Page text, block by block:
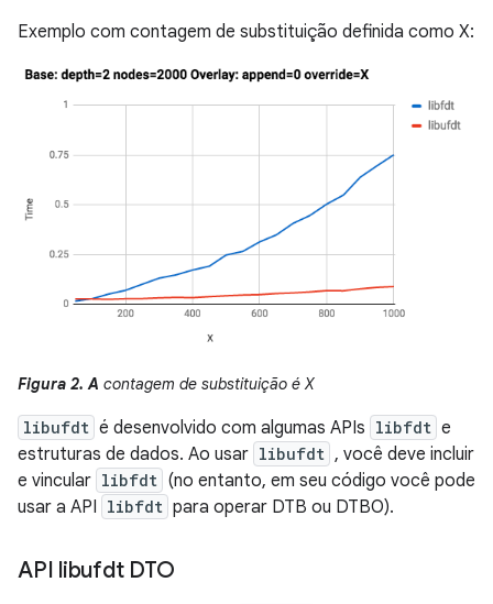
Exemplo com contagem de substituição definida como X:
Figura 2. A contagem de substituição é X
libufdt é desenvolvido com algumas APIs libfdt e
estruturas de dados. Ao usar libufdt , você deve incluir
e vincular libfdt (no entanto, em seu código você pode
usar a API libfdt para operar DTB ou DTBO).
API libufdt DTO